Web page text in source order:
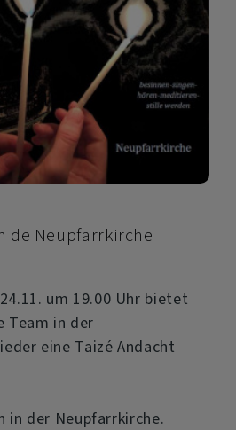
de Neupfarrkirche
um 19.00 Uhr bietet
Team in der
eine Taizé Andacht
in der Neupfarrkirche.